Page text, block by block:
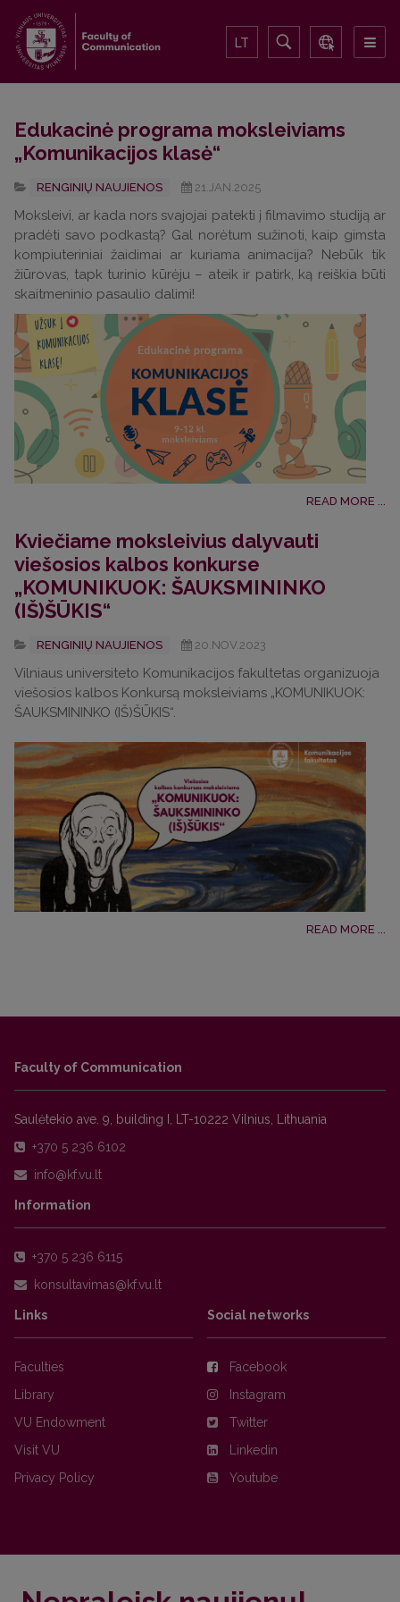
LT
Edukacinė programa moksleiviams
„Komunikacijos klasė“
RENGINIŲ NAUJIENOS 21.JAN.2025
Moksleivi, ar kada nors svajojai patekti į filmavimo studiją ar
pradėti savo podkastą? Gal norėtum sužinoti, kaip gimsta
kompiuteriniai žaidimai ar kuriama animacija? Nebūk tik
žiūrovas, tapk turinio kūrėju – ateik ir patirk, ką reiškia būti
skaitmeninio pasaulio dalimi!
READ MORE ...
Kviečiame moksleivius dalyvauti
viešosios kalbos konkurse
„KOMUNIKUOK: ŠAUKSMININKO
(IŠ)ŠŪKIS“
RENGINIŲ NAUJIENOS 20.NOV.2023
Vilniaus universiteto Komunikacijos fakultetas organizuoja
viešosios kalbos Konkursą moksleiviams „KOMUNIKUOK:
ŠAUKSMININKO (IŠ)ŠŪKIS“.
READ MORE ...
Faculty of Communication
Saulėtekio ave. 9, building I, LT-10222 Vilnius, Lithuania
+370 5 236 6102
Information
+370 5 236 6115
Links
Faculties
Library
VU Endowment
Visit VU
Privacy Policy
Social networks
Facebook
Instagram
Twitter
Linkedin
Youtube